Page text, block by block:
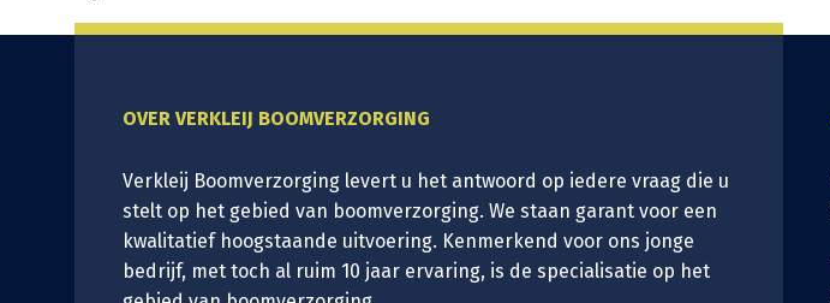
OVER VERKLEIJ BOOMVERZORGING
Verkleij Boomverzorging levert u het antwoord op iedere vraag die u
stelt op het gebied van boomverzorging. We staan garant voor een
kwalitatief hoogstaande uitvoering. Kenmerkend voor ons jonge
bedrijf, met toch al ruim 10 jaar ervaring, is de specialisatie op het